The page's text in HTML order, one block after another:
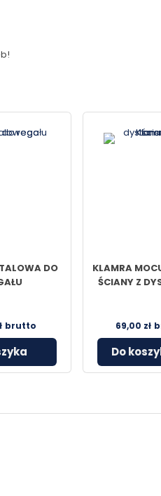
DO
brutto
KLAMRA
ŚCIANY Z
69,00 zł
Do